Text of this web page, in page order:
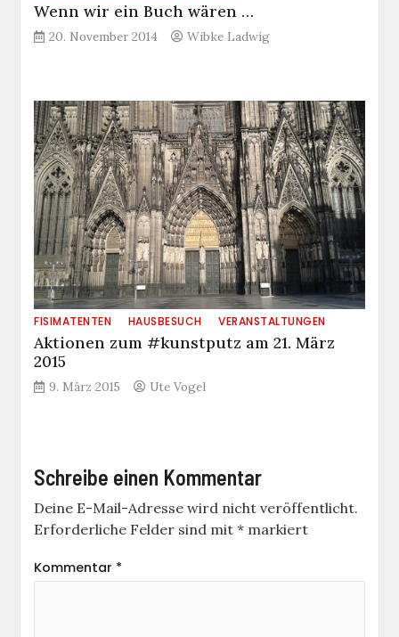
Wenn wir ein Buch wären …
20. November 2014 Wibke Ladwig
FISIMATENTEN HAUSBESUCH VERANSTALTUNGEN
Aktionen zum #kunstputz am 21. März
2015
9. März 2015 Ute Vogel
Schreibe einen Kommentar
Deine E-Mail-Adresse wird nicht veröffentlicht.
Erforderliche Felder sind mit* markiert
Kommentar *